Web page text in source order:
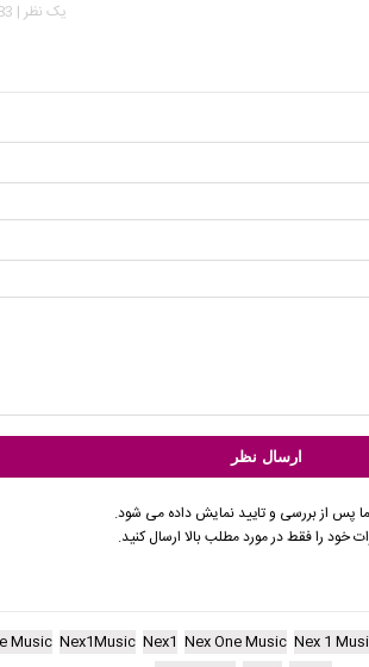
يک نظر | 4,583 بازدید
پس از بررسی و تایید نمایش داده می شود.
خود را فقط در مورد مطلب بالا ارسال کنید.
Nex 1
Nex One Music
Nex1
Nex1Music
Music